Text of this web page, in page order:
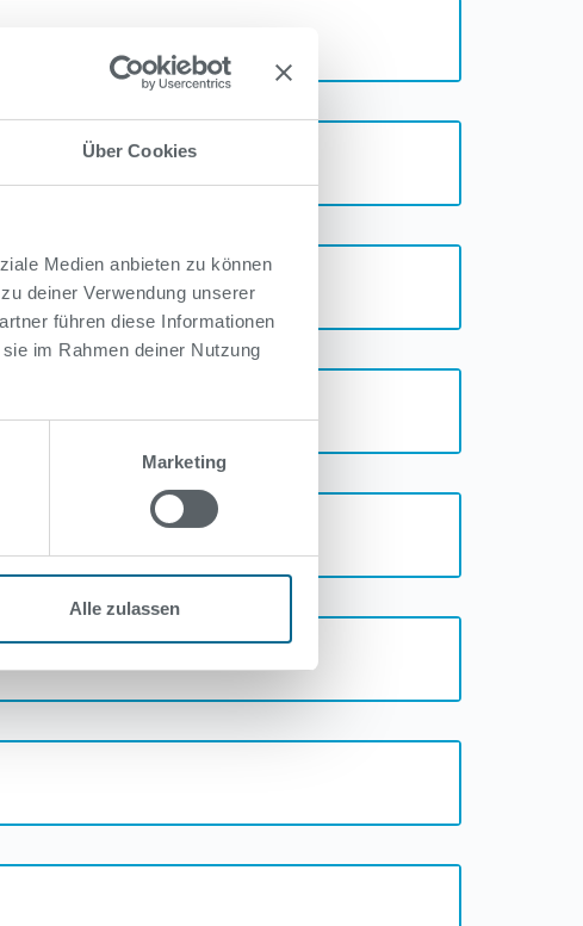
Über Cookies
Medien anbieten zu können
deiner Verwendung unserer
führen diese Informationen
im Rahmen deiner Nutzung
Marketing
Alle zulassen